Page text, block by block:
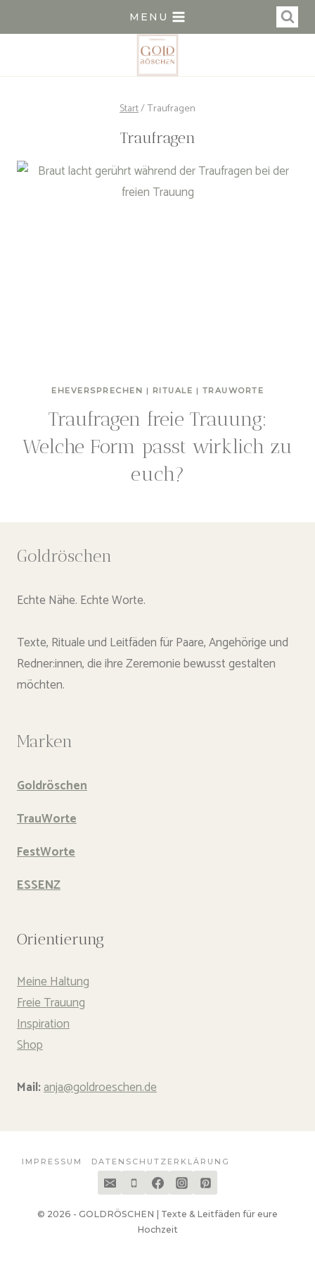
Inhalt
MENU
Start/Traufragen
Traufragen
EHEVERSPRECHEN | RITUALE | TRAUWORTE
Traufragen freie Trauung:
Welche Form passt wirklich zu
euch?
Goldröschen
Echte Nähe. Echte Worte.
Texte, Rituale und Leitfäden für Paare, Angehörige und
Redner:innen, die ihre Zeremonie bewusst gestalten
möchten.
Marken
Goldröschen
TrauWorte
FestWorte
ESSENZ
Orientierung
Meine Haltung
Freie Trauung
Inspiration
Shop
Mail:anja@goldroeschen.de
IMPRESSUM DATENSCHUTZERKLÄRUNG
© 2026 - GOLDRÖSCHEN | Texte & Leitfäden für eure
Hochzeit